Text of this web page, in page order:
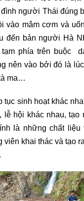
người Thái đúng
vào mâm cơm và
đến bản người Hà
phía trên buộc
nên vào bởi đó là
ma…
tục sinh hoạt khác
lễ hội khác nhau, tạo
là những chất liệu
viên khai thác và tạo